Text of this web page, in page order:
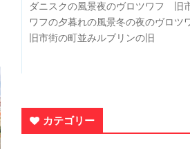
ダニスクの風景夜のヴロツワフ 旧
ワフの夕暮れの風景冬の夜のヴロツ
旧市街の町並みルブリンの旧
カテゴリー